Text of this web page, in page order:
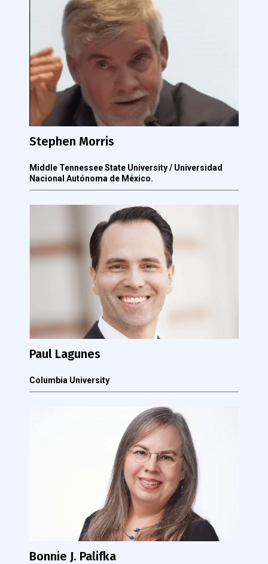
Stephen Morris
Middle Tennessee State University / Universidad
Nacional Autónoma de México.
Paul Lagunes
Columbia University
Bonnie J. Palifka